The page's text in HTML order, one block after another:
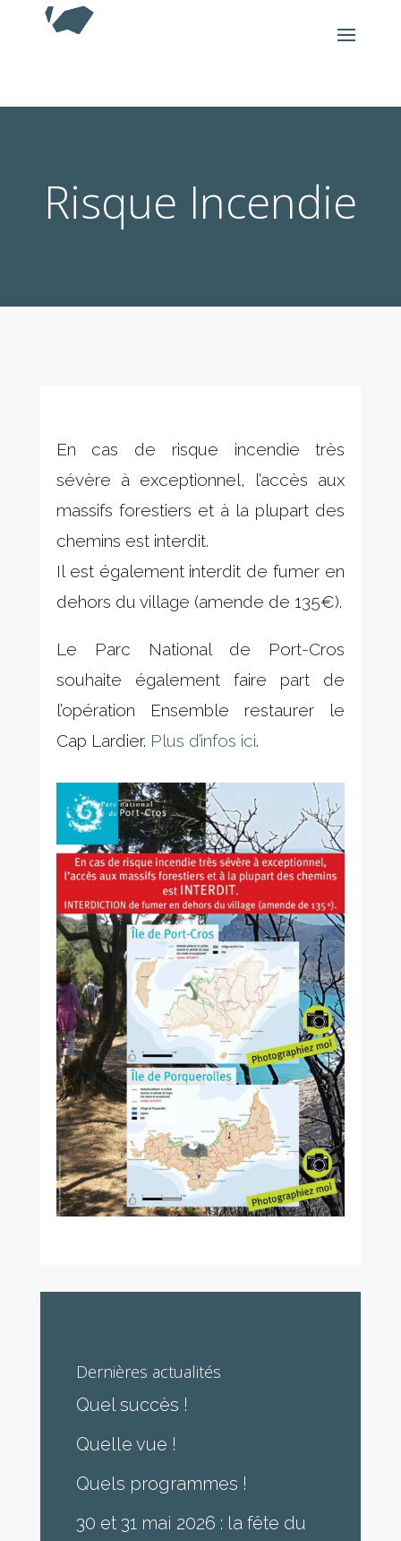
Risque Incendie
En cas de risque incendie très
sévère à exceptionnel, l’accès aux
massifs forestiers et à la plupart des
chemins est interdit.
Il est également interdit de fumer en
dehors du village (amende de 135€).
Le Parc National de Port-Cros
souhaite également faire part de
l’opération Ensemble restaurer le
Cap Lardier. Plus d’infos ici.
Dernières actualités
Quel succès !
Quelle vue !
Quels programmes !
30 et 31 mai 2026 : la fête du